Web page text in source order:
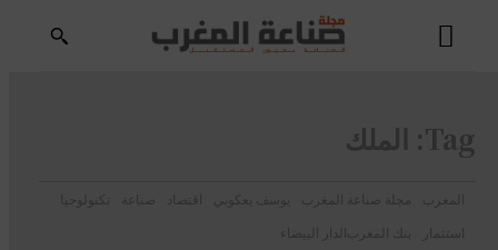
Tag: الملك
المغرب مجلة صناعة المغرب يوسف يعكوبي اقتصاد صناعة
تكنولوجيا
استثمار
بنك المغرب الدار البيضاء